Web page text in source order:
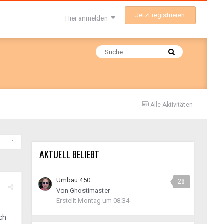
Hier anmelden Jetzt registrieren
Alle Aktivitäten
1
AKTUELL BELIEBT
28
Umbau 450
Von Ghostimaster
Erstellt Montag um 08:34